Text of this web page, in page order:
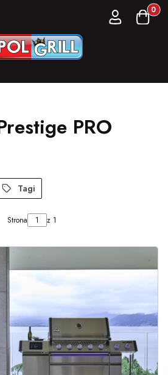
Zaloguj sięKoszyk
PRO
Tagi
Strona z 1